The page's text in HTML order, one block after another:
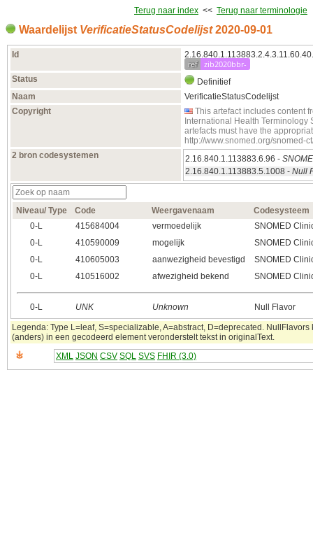
Terug naar index << Terug naar terminologie
Waardelijst VerificatieStatusCodelijst2020‑09‑01
Id
ref zib2020bbr-
Status
Definitief
Naam
VerificatieStatusCodelijst
Copyright
This artefact includes content
International Health
artefacts must have the
http://www.snomed.org/snomed-
2 bron codesystemen
2.16.840.1.113883.6.96 -
2.16.840.1.113883.5.1008 - Null
Niveau/ Type Code Weergavenaam
Codesysteem
0‑L
415684004 vermoedelijk
SNOMED
0‑L
410590009 mogelijk
SNOMED
0‑L
410605003 aanwezigheid bevestigd
SNOMED
0‑L
410516002 afwezigheid bekend SNOMED
0‑L UNK Unknown Null Flavor
Legenda: Type L=leaf, S=specializable, A=abstract, D=deprecated.
(anders) in een gecodeerd element veronderstelt tekst in originalText.
XML JSON CSV SQL SVS FHIR (3.0)